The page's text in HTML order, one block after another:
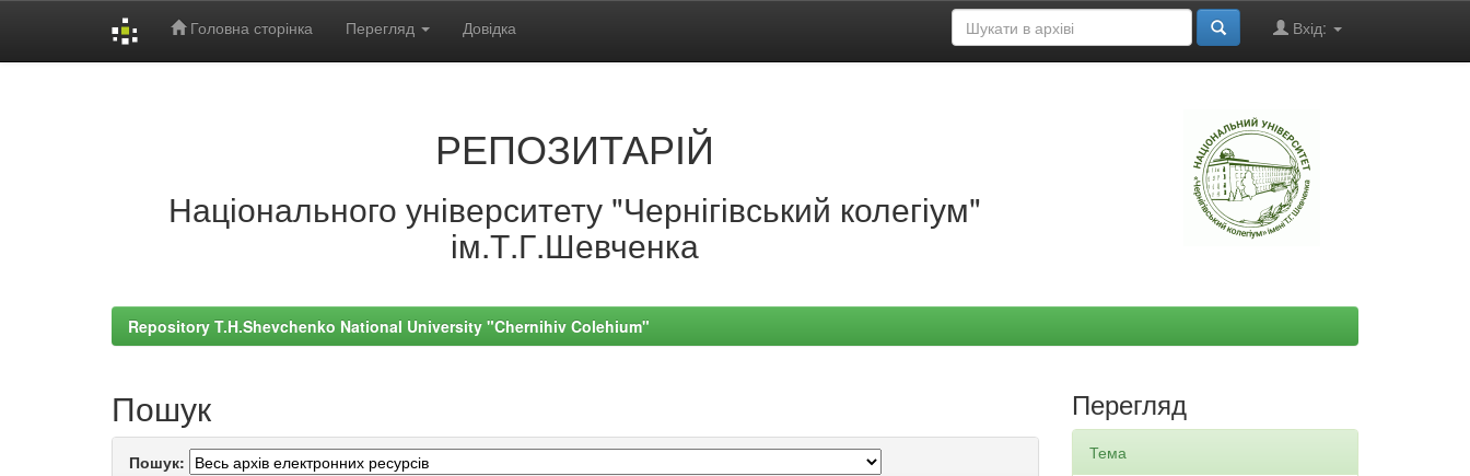
Головна сторінка Перегляд Довідка Вхід:
РЕПОЗИТАРІЙ
Національного університету "Чернігівський колегіум"
ім.Т.Г.Шевченка
Repository T.H.Shevchenko National University "Chernihiv Colehium"
Пошук
Пошук:
Перегляд
Тема